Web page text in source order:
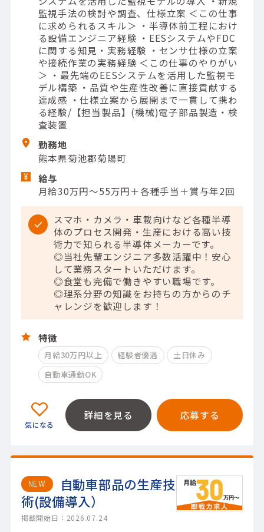
監視手法の検討や調査、仕様立案 ＜この仕事
に求められるスキル＞ ・半導体前工程におけ
る設備エンジニア経験 ・EESシステムやFDC
に関する知見・実務経験 ・センサ仕様の立案
や接続作業の実務経験 ＜この仕事のやりがい
＞ ・最先端のEESシステムを活用した監視モ
デル構築 ・品質や生産性改善に直接貢献する
達成感 ・仕様立案から展開まで一貫して携わ
る経験/【担当製品】(機械)電子部品製造・検
査装置
勤務地
熊本県菊池郡菊陽町
給与
月給30万円～55万円＋各種手当＋賞与年2回
スマホ・カメラ・車載向けなど各種半導
体のプロセス開発・生産における高い技
術力で知られる半導体メーカーです。
◎当社先輩エンジニア多数活躍中！安心
して業務スタートいただけます。
◎食堂も完備で働きやすい職場です。
◎理系分野の知識をお持ちの方からのチ
ャレンジを歓迎します！
特徴
月給30万円以上 経験者優遇
土日休み
自動車通勤OK
詳細を見る 応募する
NEW
自動車部品の生産技
術(設備導入）
掲載開始日：2026.07.24